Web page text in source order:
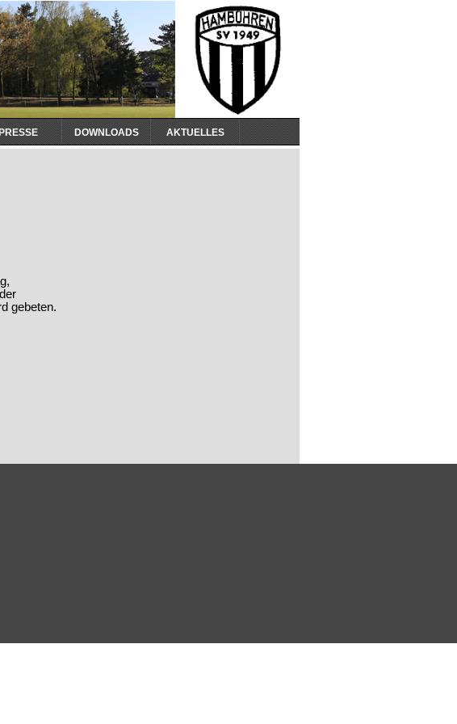
DOWNLOADS AKTUELLES
gebeten.